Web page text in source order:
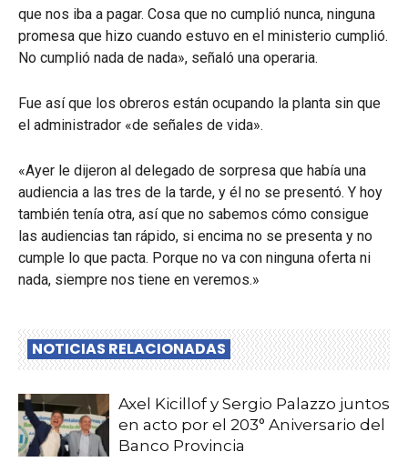
que nos iba a pagar. Cosa que no cumplió nunca, ninguna
promesa que hizo cuando estuvo en el ministerio cumplió.
No cumplió nada de nada», señaló una operaria.
Fue así que los obreros están ocupando la planta sin que
el administrador «de señales de vida».
«Ayer le dijeron al delegado de sorpresa que había una
audiencia a las tres de la tarde, y él no se presentó. Y hoy
también tenía otra, así que no sabemos cómo consigue
las audiencias tan rápido, si encima no se presenta y no
cumple lo que pacta. Porque no va con ninguna oferta ni
nada, siempre nos tiene en veremos.»
NOTICIAS RELACIONADAS
Axel Kicillof y Sergio Palazzo juntos
en acto por el 203° Aniversario del
Banco Provincia